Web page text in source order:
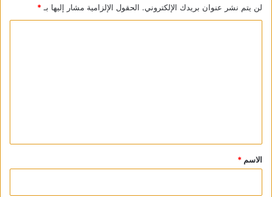
لن يتم نشر عنوان بريدك الإلكتروني. الحقول الإلزامية مشار إليها بـ *
*
الاسم *